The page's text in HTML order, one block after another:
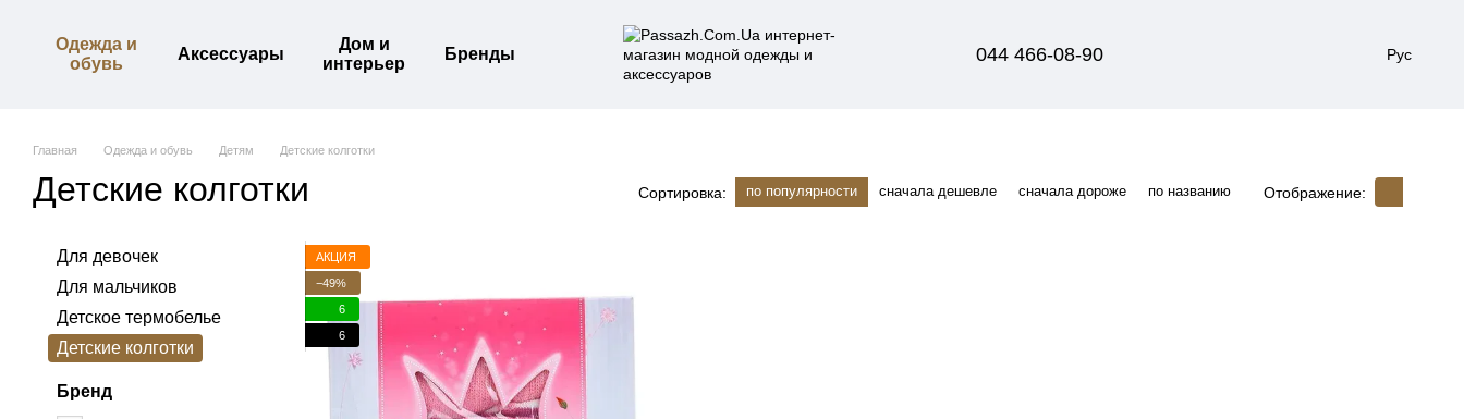
Одежда и
обувь
Аксессуары
Дом и
интерьер
Бренды 044 466-08-90 Рус
Главная Одежда и обувь Детям Детские колготки
Детские колготки Сортировка: по популярности сначала дешевле сначала дороже по названию Отображение:
АКЦИЯ
−49%
6
6
Для девочек
Для мальчиков
Детское термобелье
Детские колготки
Бренд